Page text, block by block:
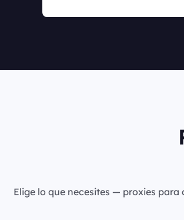
Elige lo que necesites — proxies